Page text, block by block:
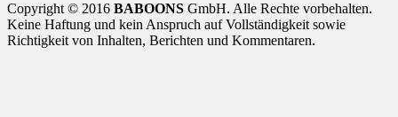
Copyright © 2016 BABOONS GmbH. Alle Rechte vorbehalten.
Keine Haftung und kein Anspruch auf Vollständigkeit sowie
Richtigkeit von Inhalten, Berichten und Kommentaren.